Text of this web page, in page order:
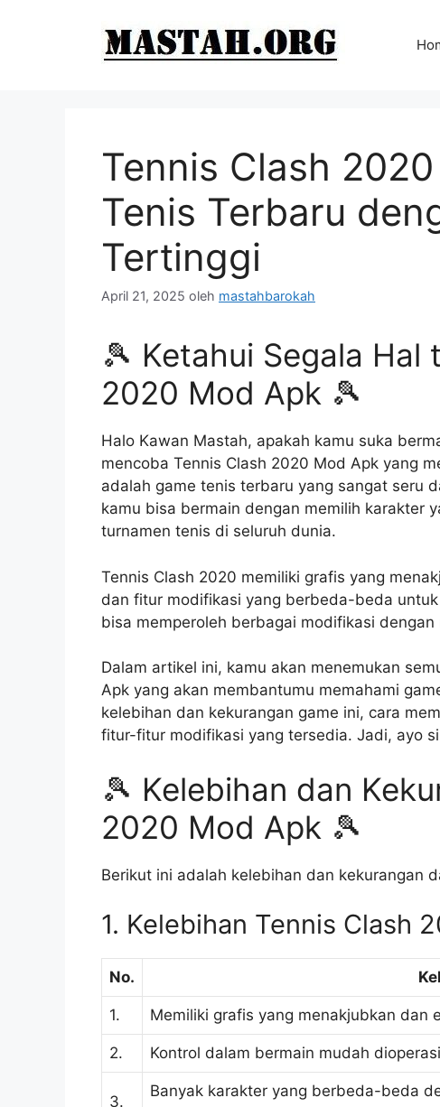
Tennis Clash
Tenis Terbaru
Tertinggi
April 21, 2025 oleh mastahbarokah
🎾 Ketahui Segala Hal
2020 Mod Apk 🎾
Halo Kawan Mastah, apakah kamu suka
mencoba Tennis Clash 2020 Mod Apk yang
adalah game tenis terbaru yang sangat seru
kamu bisa bermain dengan memilih karakter
turnamen tenis di seluruh dunia.
Tennis Clash 2020 memiliki grafis yang
dan fitur modifikasi yang berbeda-beda
bisa memperoleh berbagai modifikasi
Dalam artikel ini, kamu akan menemukan
Apk yang akan membantumu memahami
kelebihan dan kekurangan game ini, cara
fitur-fitur modifikasi yang tersedia. Jadi, ayo
🎾 Kelebihan dan
2020 Mod Apk 🎾
Berikut ini adalah kelebihan dan kekurangan
1. Kelebihan Tennis Clash
No.
1. Memiliki grafis yang menakjubkan dan
2. Kontrol dalam bermain mudah
3.
Banyak karakter yang berbeda-beda